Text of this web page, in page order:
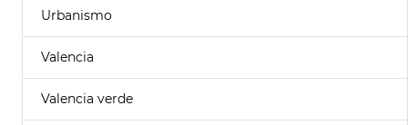
Urbanismo
Valencia
Valencia verde